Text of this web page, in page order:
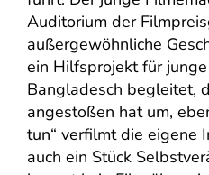
Auditorium der
außergewöhnliche
ein Hilfsprojekt für
Bangladesch begleitet,
angestoßen hat um,
tun“ verfilmt die eigene
auch ein Stück